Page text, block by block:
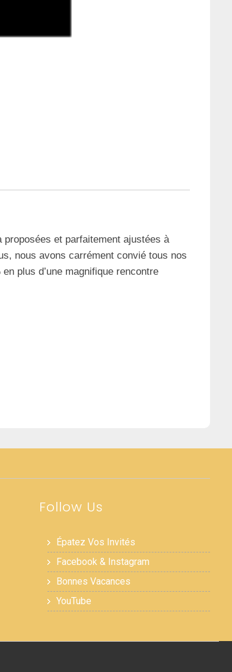
et parfaitement ajustées à
nous avons carrément convié tous nos
plus d’une magnifique rencontre
Follow Us
Épatez Vos Invités
Facebook & Instagram
Bonnes Vacances
YouTube